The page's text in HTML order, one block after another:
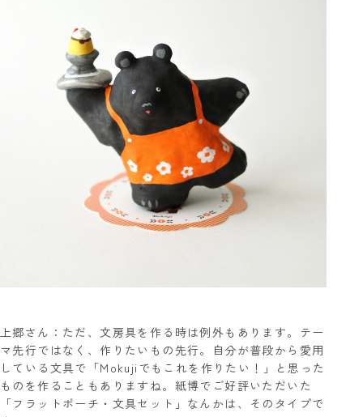
上郷さん：ただ、文房具を作る時は例外もあります。テー
マ先行ではなく、作りたいもの先行。自分が普段から愛用
している文具で「Mokujiでもこれを作りたい！」と思った
ものを作ることもありますね。紙博でご好評いただいた
「フラットポーチ・文具セット」なんかは、そのタイプで